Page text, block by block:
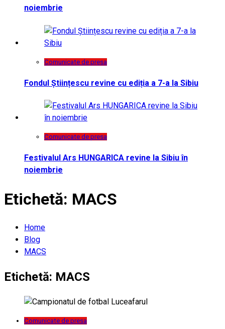
noiembrie
Comunicate de presa
Fondul Științescu revine cu ediția a 7-a la Sibiu
Comunicate de presa
Festivalul Ars HUNGARICA revine la Sibiu în
noiembrie
Etichetă: MACS
Home
Blog
MACS
Etichetă: MACS
Comunicate de presa